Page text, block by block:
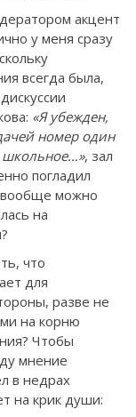
акцент
у меня сразу
всегда была,
«Я убежден,
номер один
школьное…», зал
погладил
вообще можно
на
что
для
разве не
на корню
Чтобы
мнение
в недрах
на крик души: